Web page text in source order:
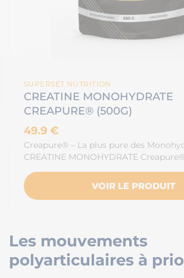
SUPERSET NUTRITION
CREATINE MONOHYDRATE
CREAPURE® (500G)
49.9 €
Creapure® – La plus pure des
CREATINE MONOHYDRATE
VOIR LE PRODUIT
Les mouvements
polyarticulaires à